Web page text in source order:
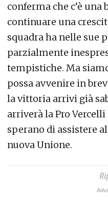
conferma che c’è
continuare una
squadra ha nelle sue
parzialmente
tempistiche. Ma
possa avvenire in
la vittoria arrivi già
arriverà la Pro
sperano di assistere
nuova Unione.